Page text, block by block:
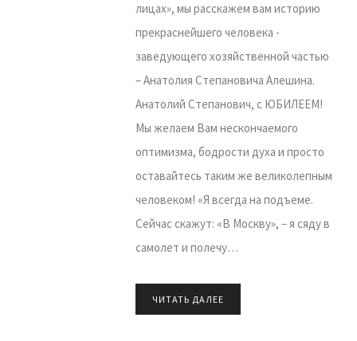
лицах», мы расскажем вам историю
прекраснейшего человека -
заведующего хозяйственной частью
– Анатолия Степановича Алешина.
Анатолий Степанович, с ЮБИЛЕЕМ!
Мы желаем Вам нескончаемого
оптимизма, бодрости духа и просто
оставайтесь таким же великолепным
человеком! «Я всегда на подъеме.
Сейчас скажут: «В Москву», − я сяду в
самолет и полечу…
ЧИТАТЬ ДАЛЕЕ